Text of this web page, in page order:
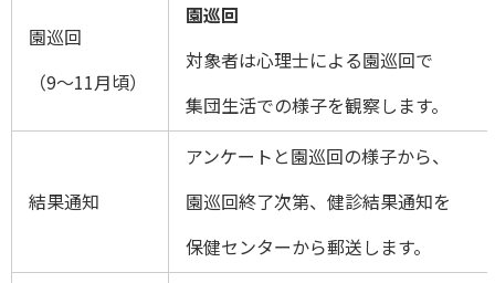
園巡回
（9〜11月頃）
園巡回
対象者は心理士による園巡回で
集団生活での様子を観察します。
結果通知
アンケートと園巡回の様子から、
園巡回終了次第、健診結果通知を
保健センターから郵送します。